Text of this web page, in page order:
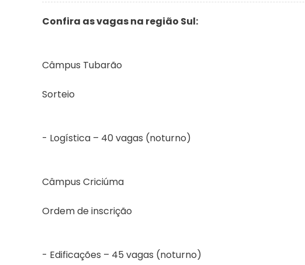
Confira as vagas na região Sul:
Câmpus Tubarão
Sorteio
- Logística – 40 vagas (noturno)
Câmpus Criciúma
Ordem de inscrição
- Edificações – 45 vagas (noturno)